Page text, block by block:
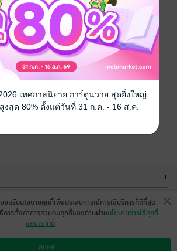
+
+
อมรับนโยบายคุกกี้เพื่อประสบการณ์การใช้บริการที่ดีที่สุด
การตั้งค่าการควบคุมคุกกี้ของท่านผ่านนโยบายการใช้คุกกี้
ของเราที่นี่
ตกลง
เทศกาลนิยาย การ์ตูนวาย สุดยิ่งใหญ่
สุด 80% ตั้งแต่วันที่ 31 ก.ค. - 16 ส.ค.